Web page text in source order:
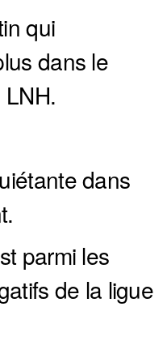
qui
dans le
dans
parmi les
de la ligue